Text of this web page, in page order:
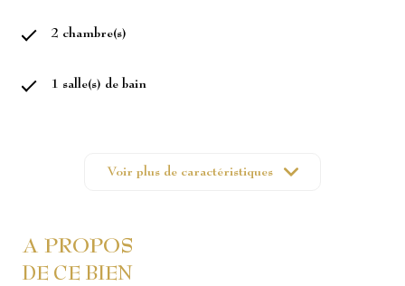
2 chambre(s)
1 salle(s) de bain
Chauffage collectif : chaudière (gaz)
Voir plus de caractéristiques
A PROPOS
DE CE BIEN